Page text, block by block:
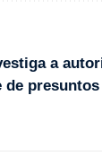
a
presuntos